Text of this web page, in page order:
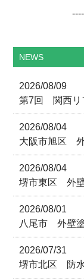
NEWS
2026/08/09
第7回 関西リ
2026/08/04
大阪市旭区
2026/08/04
堺市東区 外
2026/08/01
八尾市 外壁
2026/07/31
堺市北区 防